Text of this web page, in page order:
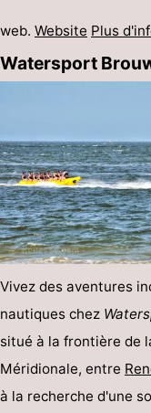
web. Website Plus
Watersport
Vivez des aventures
nautiques chez
situé à la frontière de
Méridionale, entre
à la recherche d'une